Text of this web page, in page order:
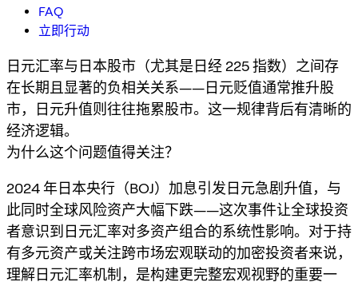
FAQ
立即行动
日元汇率与日本股市（尤其是日经 225 指数）之间存
在长期且显著的负相关关系——日元贬值通常推升股
市，日元升值则往往拖累股市。这一规律背后有清晰的
经济逻辑。
为什么这个问题值得关注？
2024 年日本央行（BOJ）加息引发日元急剧升值，与
此同时全球风险资产大幅下跌——这次事件让全球投资
者意识到日元汇率对多资产组合的系统性影响。对于持
有多元资产或关注跨市场宏观联动的加密投资者来说，
理解日元汇率机制，是构建更完整宏观视野的重要一